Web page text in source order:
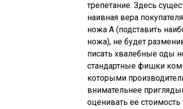
трепетание. Здесь
наивная вера
ножа A (подставить
ножа), не будет
писать хвалебные оды
стандартные фишки
которыми
внимательнее
оценивать ее стоимость